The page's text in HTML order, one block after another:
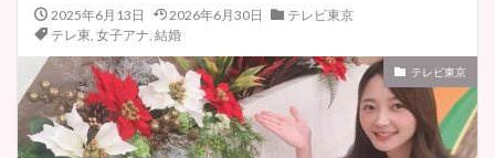
2025年6月13日 2026年6月30日
テレビ東京
テレ東, 女子アナ, 結婚
テレビ東京